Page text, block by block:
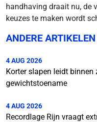
handhaving draait nu, de
keuzes te maken wordt
ANDERE
4 AUG 2026
Korter slapen leidt binnen
gewichtstoename
4 AUG 2026
Recordlage Rijn vraagt